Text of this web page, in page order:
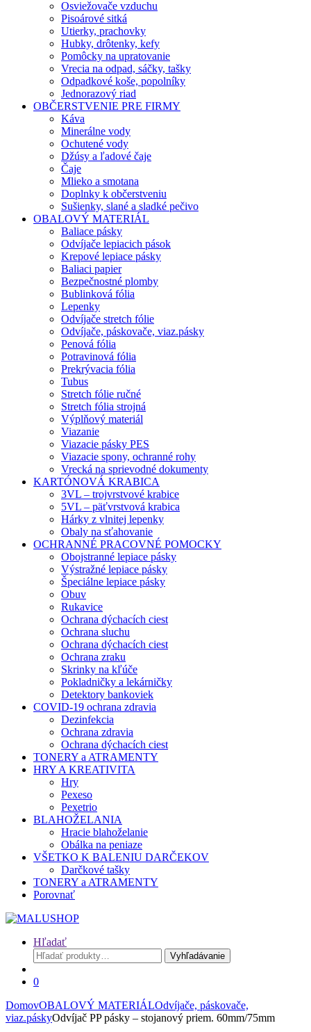
Osviežovače vzduchu
Pisoárové sitká
Utierky, prachovky
Hubky, drôtenky, kefy
Pomôcky na upratovanie
Vrecia na odpad, sáčky, tašky
Odpadkové koše, popolníky
Jednorazový riad
OBČERSTVENIE PRE FIRMY
Káva
Minerálne vody
Ochutené vody
Džúsy a ľadové čaje
Čaje
Mlieko a smotana
Doplnky k občerstveniu
Sušienky, slané a sladké pečivo
OBALOVÝ MATERIÁL
Baliace pásky
Odvíjače lepiacich pások
Krepové lepiace pásky
Baliaci papier
Bezpečnostné plomby
Bublinková fólia
Lepenky
Odvíjače stretch fólie
Odvíjače, páskovače, viaz.pásky
Penová fólia
Potravinová fólia
Prekrývacia fólia
Tubus
Stretch fólie ručné
Stretch fólia strojná
Výplňový materiál
Viazanie
Viazacie pásky PES
Viazacie spony, ochranné rohy
Vrecká na sprievodné dokumenty
KARTÓNOVÁ KRABICA
3VL – trojvrstvové krabice
5VL – päťvrstvová krabica
Hárky z vlnitej lepenky
Obaly na sťahovanie
OCHRANNÉ PRACOVNÉ POMOCKY
Obojstranné lepiace pásky
Výstražné lepiace pásky
Špeciálne lepiace pásky
Obuv
Rukavice
Ochrana dýchacích ciest
Ochrana sluchu
Ochrana dýchacích ciest
Ochrana zraku
Skrinky na kľúče
Pokladničky a lekárničky
Detektory bankoviek
COVID-19 ochrana zdravia
Dezinfekcia
Ochrana zdravia
Ochrana dýchacích ciest
TONERY a ATRAMENTY
HRY A KREATIVITA
Hry
Pexeso
Pexetrio
BLAHOŽELANIA
Hracie blahoželanie
Obálka na peniaze
VŠETKO K BALENIU DARČEKOV
Darčkové tašky
TONERY a ATRAMENTY
Porovnať
Hľadať
Hľadať:
Vyhľadávanie
0
DomovOBALOVÝ MATERIÁLOdvíjače, páskovače,
viaz.páskyOdvíjač PP pásky – stojanový priem. 60mm/75mm